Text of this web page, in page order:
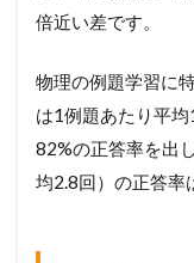
倍近い差です。
物理の例題学習に
は1例題あたり平
82%の正答率を出
均2.8回）の正答率